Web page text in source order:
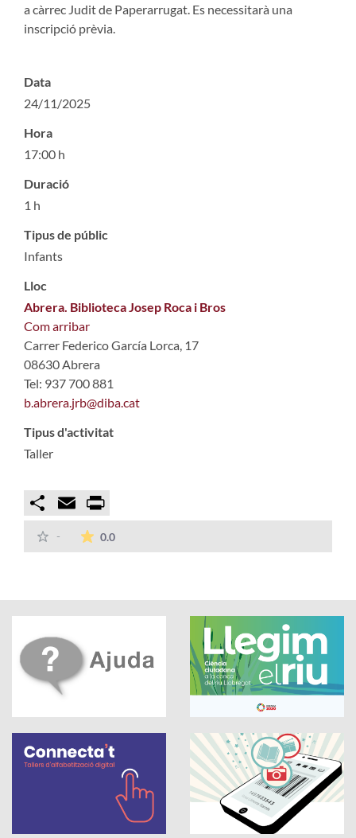
a càrrec Judit de Paperarrugat. Es necessitarà una
inscripció prèvia.
Data
24/11/2025
Hora
17:00 h
Duració
1 h
Tipus de públic
Infants
Lloc
Abrera. Biblioteca Josep Roca i Bros
Com arribar
Carrer Federico García Lorca, 17
08630 Abrera
Tel: 937 700 881
b.abrera.jrb@diba.cat
Tipus d'activitat
Taller
Compartir
Email
- 0.0La mitjana de les valoracions és de 0